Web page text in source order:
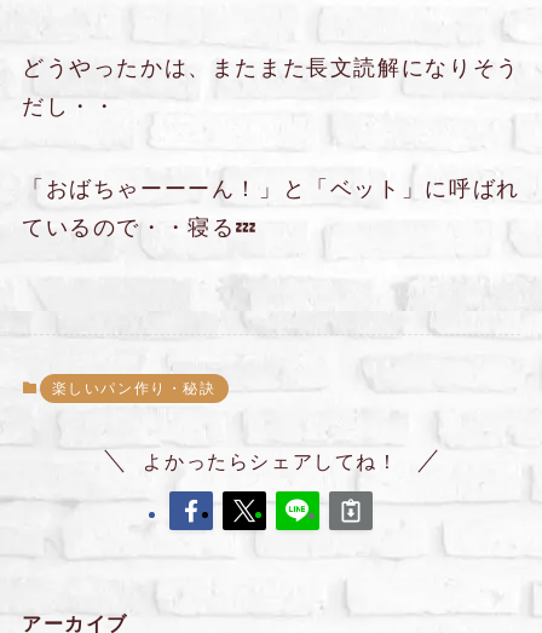
どうやったかは、またまた長文読解になりそう
だし・・
「おばちゃーーーん！」と「ベット」に呼ばれ
ているので・・寝る💤
楽しいパン作り・秘訣
よかったらシェアしてね！
アーカイブ